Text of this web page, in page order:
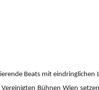
Beats mit eindringlichen
Bühnen Wien